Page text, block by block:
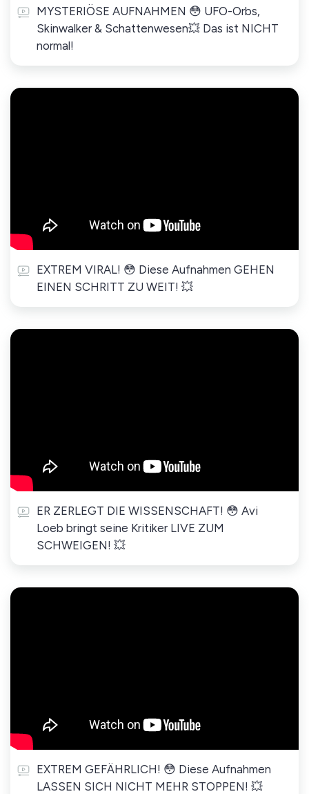
MYSTERIÖSE AUFNAHMEN 😳 UFO-Orbs,
Skinwalker & Schattenwesen💥 Das ist NICHT
normal!
EXTREM VIRAL! 😳 Diese Aufnahmen GEHEN
EINEN SCHRITT ZU WEIT! 💥
ER ZERLEGT DIE WISSENSCHAFT! 😳 Avi
Loeb bringt seine Kritiker LIVE ZUM
SCHWEIGEN! 💥
EXTREM GEFÄHRLICH! 😳 Diese Aufnahmen
LASSEN SICH NICHT MEHR STOPPEN! 💥